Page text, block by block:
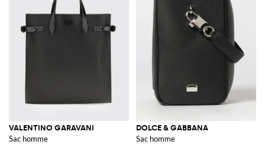
VALENTINO GARAVANI
Sac homme
DOLCE & GABBANA
Sac homme